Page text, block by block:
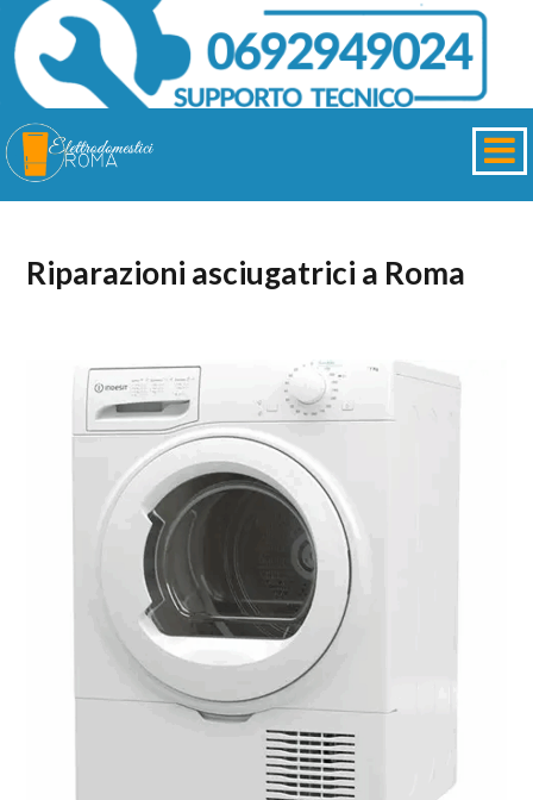
Riparazioni asciugatrici a Roma